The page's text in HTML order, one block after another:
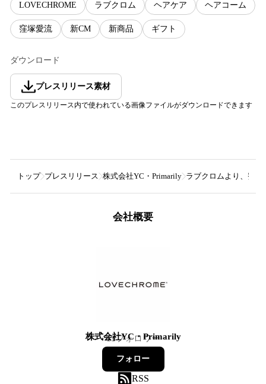
LOVECHROME ラブクロム ヘアケア ヘアコーム
窪塚愛流 新CM 新商品 ギフト
ダウンロード
プレスリリース素材
このプレスリリース内で使われている画像ファイルがダウンロードできます
トップ プレスリリース 株式会社YC・Primarily ラブクロムより、窪
会社概要
株式会社YC・Primarily
11フォロワー
フォロー
RSS